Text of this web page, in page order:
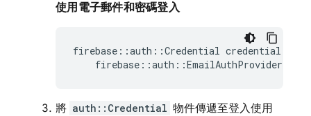
使用電子郵件和密碼登入
firebase ::auth ::Credential credential
firebase ::auth ::EmailAuthProvider
將 auth::Credential 物件傳遞至登入使用